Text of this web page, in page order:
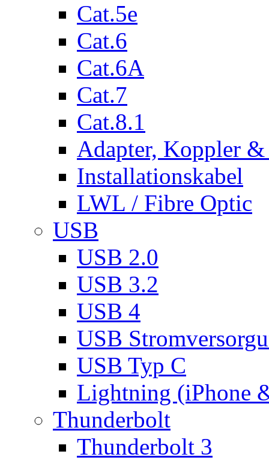
Cat.5e
Cat.6
Cat.6A
Cat.7
Cat.8.1
Adapter, Koppler &
Installationskabel
LWL / Fibre Optic
USB
USB 2.0
USB 3.2
USB 4
USB
USB Typ C
Lightning (iPhone
Thunderbolt
Thunderbolt 3